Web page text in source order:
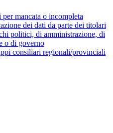
per mancata o incompleta
dei dati da parte dei titolari
politici, di amministrazione, di
o di governo
consiliari regionali/provinciali